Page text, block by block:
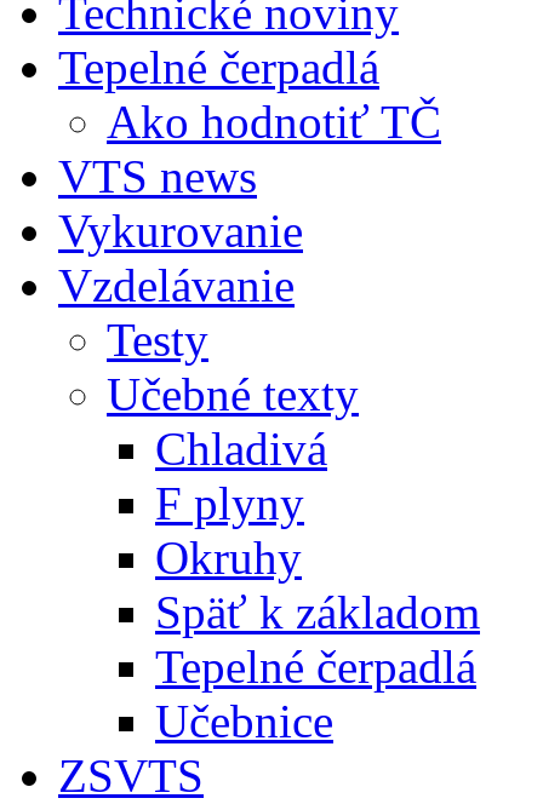
Technické noviny
Tepelné čerpadlá
Ako hodnotiť TČ
VTS news
Vykurovanie
Vzdelávanie
Testy
Učebné texty
Chladivá
F plyny
Okruhy
Späť k základom
Tepelné čerpadlá
Učebnice
ZSVTS